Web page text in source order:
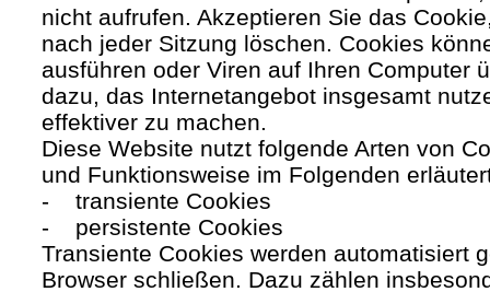
nicht aufrufen. Akzeptieren Sie das
nach jeder Sitzung löschen. Cookies
ausführen oder Viren auf Ihren Computer
dazu, das Internetangebot insgesamt
effektiver zu machen.
Diese Website nutzt folgende Arten von
und Funktionsweise im Folgenden
- transiente Cookies
- persistente Cookies
Transiente Cookies werden automatisiert
Browser schließen. Dazu zählen